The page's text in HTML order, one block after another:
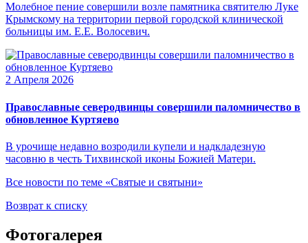
Молебное пение совершили возле памятника святителю Луке
Крымскому на территории первой городской клинической
больницы им. Е.Е. Волосевич.
2 Апреля 2026
Православные северодвинцы совершили паломничество в
обновленное Куртяево
В урочище недавно возродили купели и надкладезную
часовню в честь Тихвинской иконы Божией Матери.
Все новости по теме «Святые и святыни»
Возврат к списку
Фотогалерея